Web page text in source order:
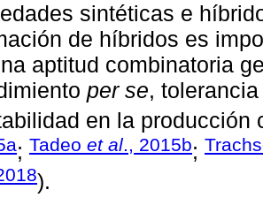
sintéticas e
de híbridos es
aptitud combinatoria
per se,
en la producción
; Tadeo et al., 2015b;
).